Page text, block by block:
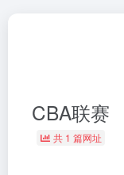
CBA联赛
共 1 篇网址